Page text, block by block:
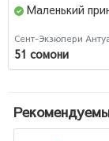
Маленький
Сент-Экзюпери
51 сомони